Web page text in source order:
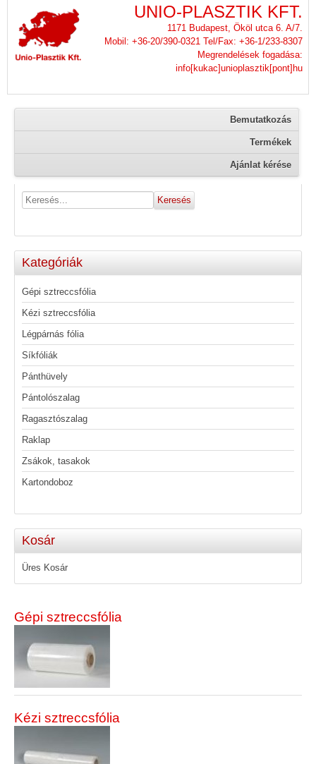
UNIO-PLASZTIK KFT.
1171 Budapest, Ököl utca 6. A/7.
Mobil: +36-20/390-0321 Tel/Fax: +36-1/233-8307
Megrendelések fogadása:
info[kukac]unioplasztik[pont]hu
Bemutatkozás
Termékek
Ajánlat kérése
Kategóriák
Gépi sztreccsfólia
Kézi sztreccsfólia
Légpárnás fólia
Síkfóliák
Pánthüvely
Pántolószalag
Ragasztószalag
Raklap
Zsákok, tasakok
Kartondoboz
Kosár
Üres Kosár
Gépi sztreccsfólia
Kézi sztreccsfólia